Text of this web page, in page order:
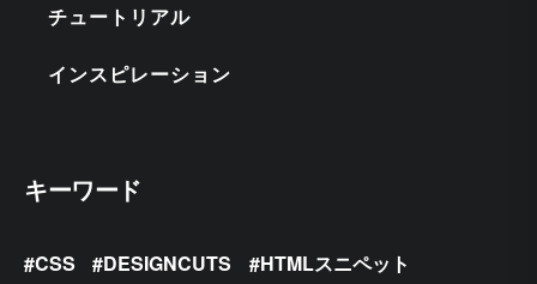
チュートリアル
インスピレーション
キーワード
CSS DESIGNCUTS
HTMLスニペット